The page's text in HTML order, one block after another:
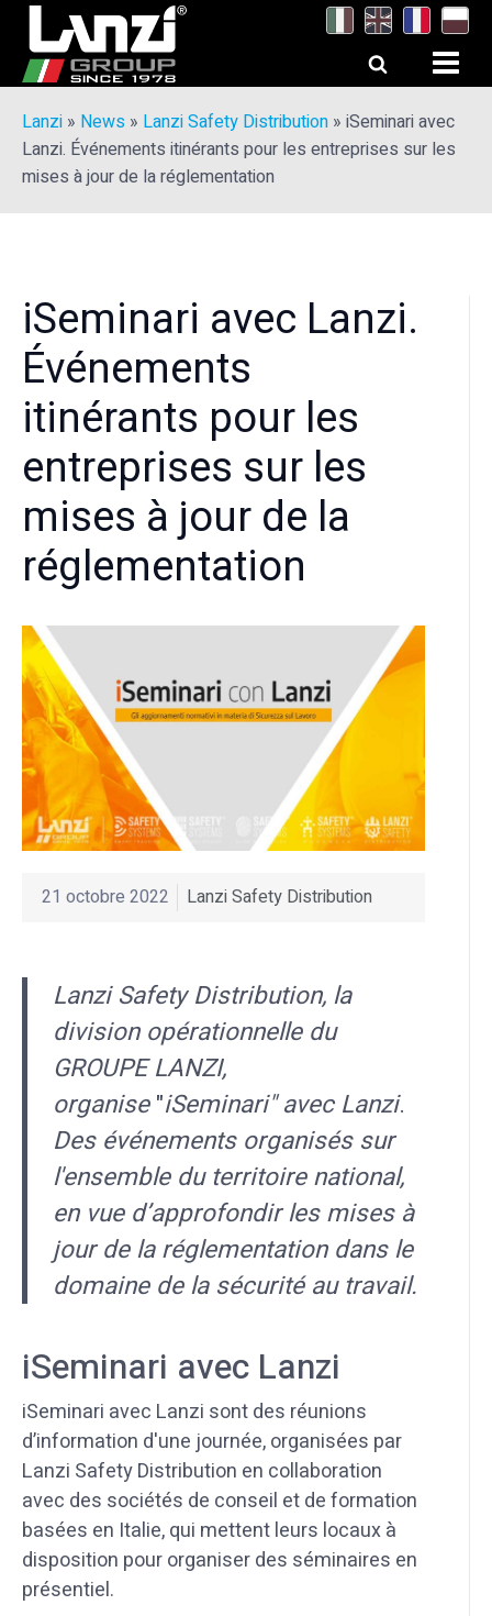
Lanzi » News » Lanzi Safety Distribution » iSeminari avec
Lanzi. Événements itinérants pour les entreprises sur les
mises à jour de la réglementation
iSeminari avec Lanzi.
Événements
itinérants pour les
entreprises sur les
mises à jour de la
réglementation
21 octobre 2022 Lanzi Safety Distribution
Lanzi Safety Distribution, la
division opérationnelle du
GROUPE LANZI,
organise"iSeminari" avec Lanzi.
Des événements organisés sur
l'ensemble du territoire national,
en vue d’approfondir les mises à
jour de la réglementation dans le
domaine de la sécurité au travail.
iSeminari avec Lanzi
iSeminari avec Lanzi sont des réunions
d’information d'une journée, organisées par
Lanzi Safety Distribution en collaboration
avec des sociétés de conseil et de formation
basées en Italie, qui mettent leurs locaux à
disposition pour organiser des séminaires en
présentiel.